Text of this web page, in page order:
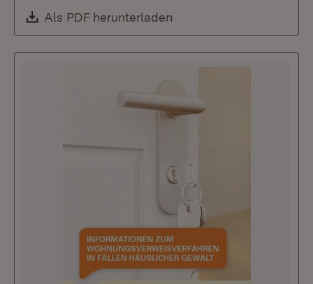
Download:
Als PDF herunterladen